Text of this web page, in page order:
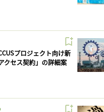
プロジェクト向け新
クセス契約」の詳細案